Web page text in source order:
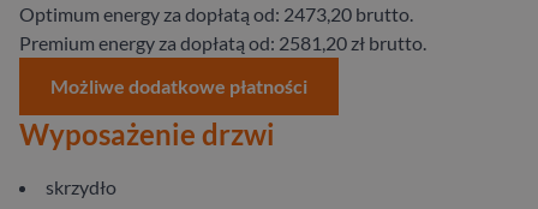
Optimum energy za dopłatą od: 2473,20 brutto.
Premium energy za dopłatą od: 2581,20 zł brutto.
Możliwe dodatkowe płatności
Wyposażenie drzwi
skrzydło